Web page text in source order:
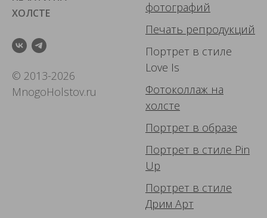
ХОЛСТЕ
© 2013-2026
MnogoHolstov.ru
фотографий
Печать репродукций
Портрет в стиле
Love Is
Фотоколлаж на
холсте
Портрет в образе
Портрет в стиле Pin
Up
Портрет в стиле
Дрим Арт